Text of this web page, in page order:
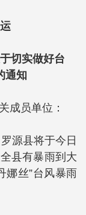
切实做好台
通知
成员单位：
源县将于今日
县有暴雨到大
娜丝”台风暴雨